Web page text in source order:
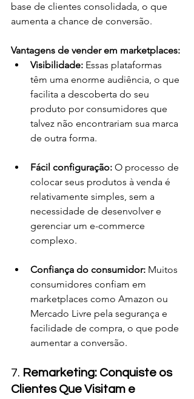
base de clientes consolidada, o que
aumenta a chance de conversão.
Vantagens de vender em marketplaces:
Visibilidade: Essas plataformas
têm uma enorme audiência, o que
facilita a descoberta do seu
produto por consumidores que
talvez não encontrariam sua marca
de outra forma.
Fácil configuração: O processo de
colocar seus produtos à venda é
relativamente simples, sem a
necessidade de desenvolver e
gerenciar um e-commerce
complexo.
Confiança do consumidor: Muitos
consumidores confiam em
marketplaces como Amazon ou
Mercado Livre pela segurança e
facilidade de compra, o que pode
aumentar a conversão.
7. Remarketing: Conquiste os
Clientes Que Visitam e